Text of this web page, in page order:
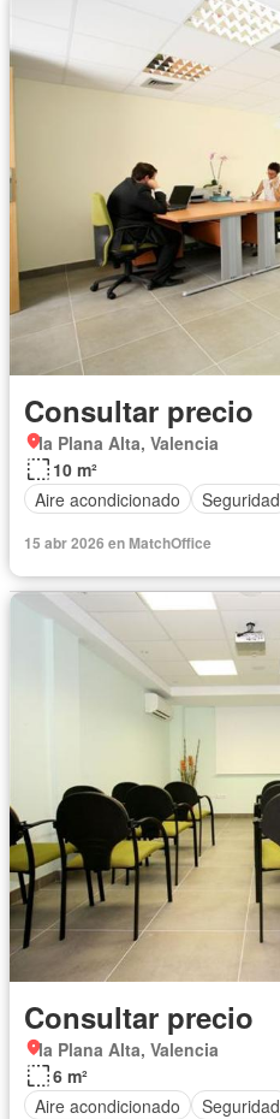
Consultar precio
la Plana Alta, Valencia
10 m²
Aire acondicionado
Seguridad
15 abr 2026 en MatchOffice
Consultar precio
la Plana Alta, Valencia
6 m²
Aire acondicionado
Seguridad